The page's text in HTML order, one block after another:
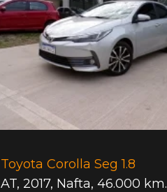
Toyota Corolla Seg 1.8
AT, 2017, Nafta, 46.000 km.